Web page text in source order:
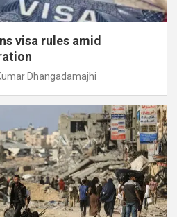
visa rules amid
Dhangadamajhi